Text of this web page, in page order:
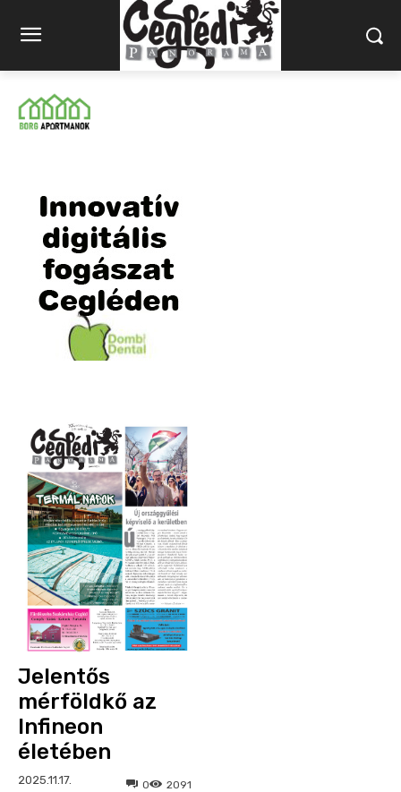
Jelentős
mérföldkő az
Infineon
életében
2025.11.17. 2091
0